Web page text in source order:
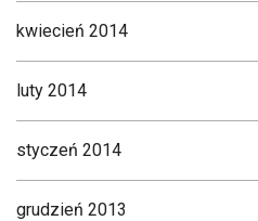
kwiecień 2014
luty 2014
styczeń 2014
grudzień 2013